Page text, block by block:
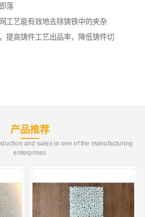
落
工艺能有效地去除铸铁中的夹杂
提高铸件工艺出品率，降低铸件切
产品推荐
and sales in one of the manufacturing
enterprises